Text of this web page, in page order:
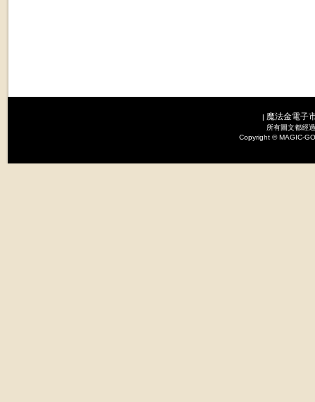
| 魔法金電子
所有圖文都經
Copyright © MAGIC-